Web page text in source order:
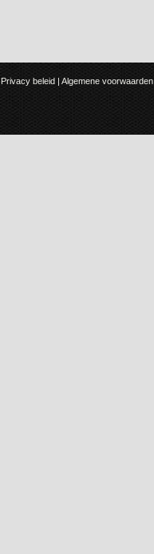
Privacy beleid | Algemene voorwaarden